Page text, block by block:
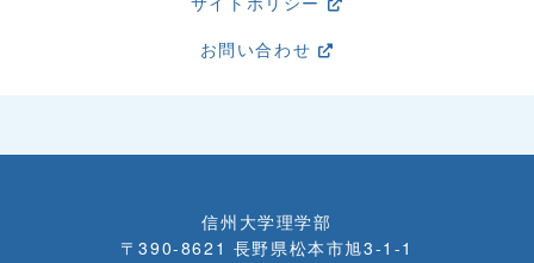
お問い合わせ
信州大学理学部
〒390-8621 長野県松本市旭3-1-1